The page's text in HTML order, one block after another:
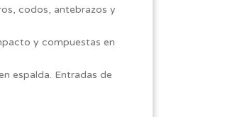
codos, antebrazos y
y compuestas en
espalda. Entradas de